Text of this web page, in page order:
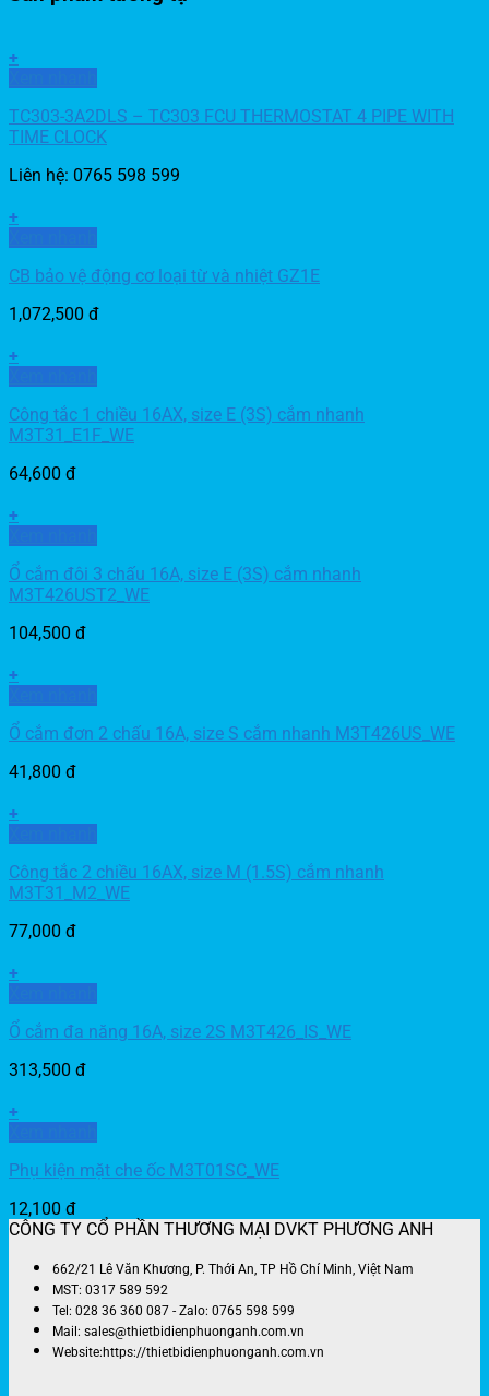
+
TC303-3A2DLS – TC303 FCU THERMOSTAT 4 PIPE WITH
TIME CLOCK
Liên hệ: 0765 598 599
+
CB bảo vệ động cơ loại từ và nhiệt GZ1E
1,072,500 đ
+
Công tắc 1 chiều 16AX, size E (3S) cắm nhanh
M3T31_E1F_WE
64,600 đ
+
Ổ cắm đôi 3 chấu 16A, size E (3S) cắm nhanh
M3T426UST2_WE
104,500 đ
+
Ổ cắm đơn 2 chấu 16A, size S cắm nhanh M3T426US_WE
41,800 đ
+
Công tắc 2 chiều 16AX, size M (1.5S) cắm nhanh
M3T31_M2_WE
77,000 đ
+
Ổ cắm đa năng 16A, size 2S M3T426_IS_WE
313,500 đ
+
Phụ kiện mặt che ốc M3T01SC_WE
12,100 đ
CÔNG TY CỔ PHẦN THƯƠNG MẠI DVKT PHƯƠNG ANH
662/21 Lê Văn Khương, P. Thới An, TP Hồ Chí Minh, Việt Nam
MST: 0317 589 592
Tel: 028 36 360 087 - Zalo: 0765 598 599
Mail: sales@thietbidienphuonganh.com.vn
Website:https://thietbidienphuonganh.com.vn